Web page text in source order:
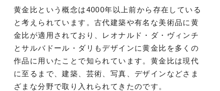
黄金比という概念は4000年以上前から存在している
と考えられています。古代建築や有名な美術品に黄
金比が適用されており、レオナルド・ダ・ヴィンチ
とサルバドール・ダリもデザインに黄金比を多くの
作品に用いたことで知られています。黄金比は現代
に至るまで、建築、芸術、写真、デザインなどさま
ざまな分野で取り入れられてきたのです。